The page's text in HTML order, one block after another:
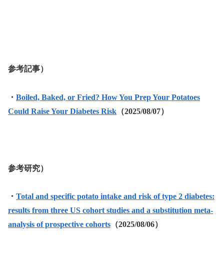
参考記事）
・ Boiled, Baked, or Fried? How You Prep Your Potatoes
Could Raise Your Diabetes Risk （2025/08/07）
参考研究）
・ Total and specific potato intake and risk of type 2 diabetes:
results from three US cohort studies and a substitution meta-
analysis of prospective cohorts （2025/08/06）